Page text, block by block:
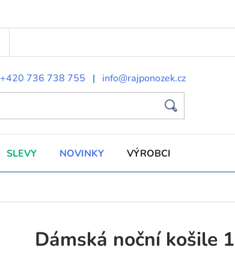
+420 736 738 755 | info@rajponozek.cz
SLEVY NOVINKY VÝROBCI
Dámská noční košile